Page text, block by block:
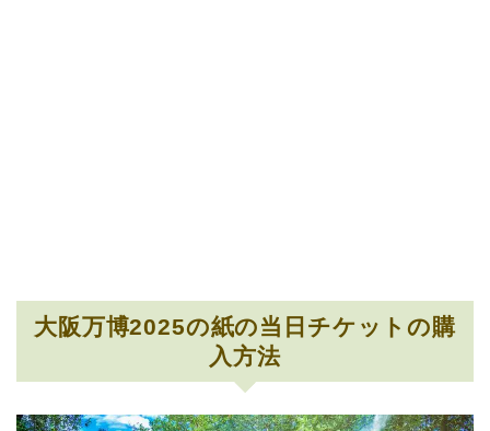
大阪万博2025の紙の当日チケットの購
入方法